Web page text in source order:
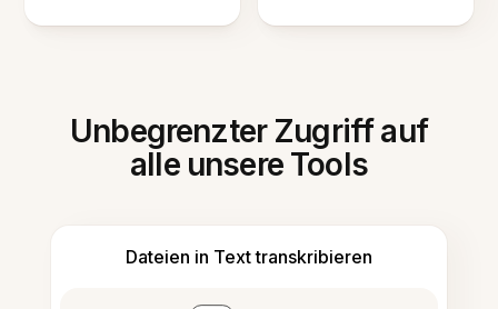
Unbegrenzter Zugriff auf
alle unsere Tools
Dateien in Text transkribieren